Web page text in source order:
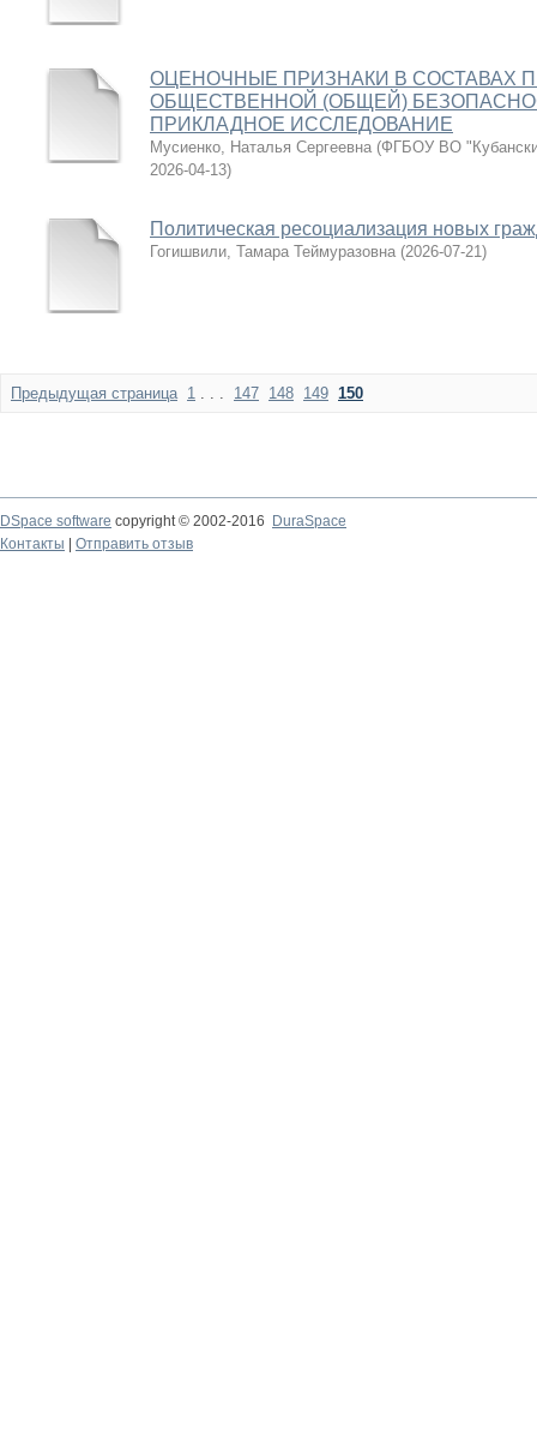
ОЦЕНОЧНЫЕ ПРИЗНАКИ В СОСТАВАХ
ОБЩЕСТВЕННОЙ (ОБЩЕЙ)
ПРИКЛАДНОЕ ИССЛЕДОВАНИЕ
Мусиенко, Наталья Сергеевна (ФГБОУ ВО
2026-04-13)
Политическая ресоциализация новых
Гогишвили, Тамара Теймуразовна (2026-07-21)
Предыдущая страница 1 . . . 147 148 149 150
DSpace software copyright © 2002-2016
DuraSpace
Контакты
Отправить отзыв